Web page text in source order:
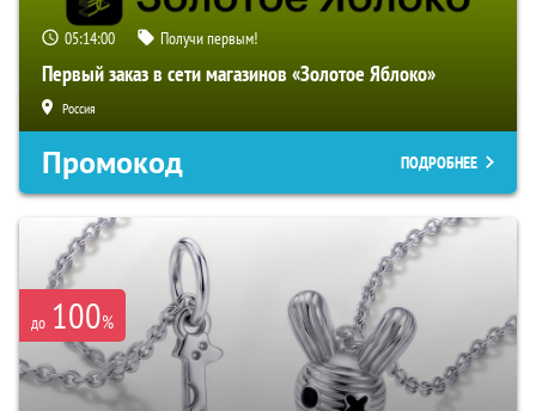
05:13:59 Получи первым!
Первый заказ в сети магазинов «Золотое Яблоко»
Россия
Промокод ПОДРОБНЕЕ
до 100%